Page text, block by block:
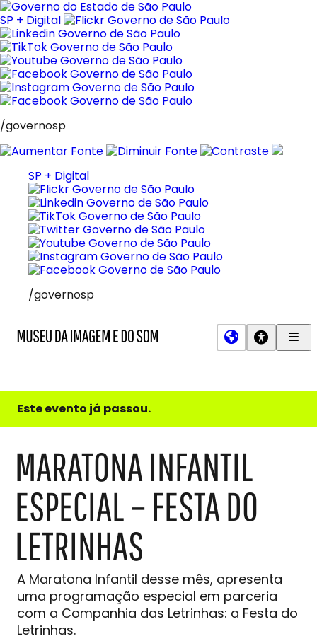
Pular
para
o
conteúdo
SP + Digital
/governosp
SP + Digital
/governosp
e
do
Este evento já passou.
MARATONA INFANTIL
ESPECIAL – FESTA DO
LETRINHAS
A Maratona Infantil desse mês, apresenta
uma programação especial em parceria
com a Companhia das Letrinhas: a Festa do
Letrinhas.